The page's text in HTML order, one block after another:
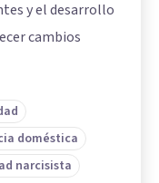
y el desarrollo
cambios
doméstica
narcisista